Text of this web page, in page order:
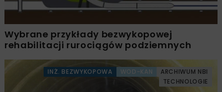
Wybrane przykłady bezwykopowej
rehabilitacji rurociągów podziemnych
INŻ. BEZWYKOPOWA WOD-KAN
ARCHIWUM NBI
TECHNOLOGIE